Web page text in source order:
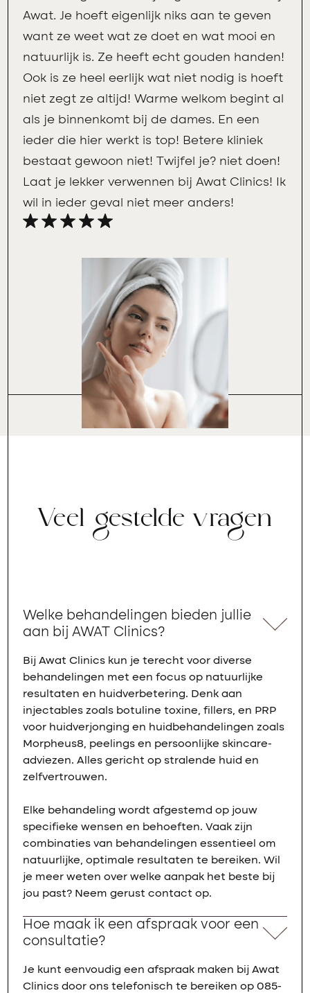
Awat. Je hoeft eigenlijk niks aan te geven
want ze weet wat ze doet en wat mooi en
natuurlijk is. Ze heeft echt gouden handen!
Ook is ze heel eerlijk wat niet nodig is hoeft
niet zegt ze altijd! Warme welkom begint al
als je binnenkomt bij de dames. En een
ieder die hier werkt is top! Betere kliniek
bestaat gewoon niet! Twijfel je? niet doen!
Laat je lekker verwennen bij Awat Clinics! Ik
wil in ieder geval niet meer anders!
Veel gestelde vragen
Welke behandelingen bieden jullie
aan bij AWAT Clinics?
Bij Awat Clinics kun je terecht voor diverse
behandelingen met een focus op natuurlijke
resultaten en huidverbetering. Denk aan
injectables zoals botuline toxine, fillers, en PRP
voor huidverjonging en huidbehandelingen zoals
Morpheus8, peelings en persoonlijke skincare-
adviezen. Alles gericht op stralende huid en
zelfvertrouwen.
Elke behandeling wordt afgestemd op jouw
specifieke wensen en behoeften. Vaak zijn
combinaties van behandelingen essentieel om
natuurlijke, optimale resultaten te bereiken. Wil
je meer weten over welke aanpak het beste bij
jou past? Neem gerust contact op.
Hoe maak ik een afspraak voor een
consultatie?
Je kunt eenvoudig een afspraak maken bij Awat
Clinics door ons telefonisch te bereiken op 085-